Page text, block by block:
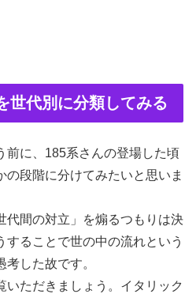
世代別に分類してみる
前に、185系さんの登場した頃
の段階に分けてみたいと思いま
代間の対立」を煽るつもりは決
することで世の中の流れという
した故です。
いただきましょう。イタリック